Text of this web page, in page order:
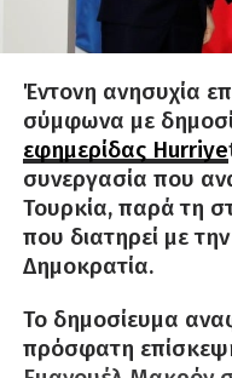
Έντονη ανησυχία
σύμφωνα με
εφημερίδας Hurriye
συνεργασία που
Τουρκία, παρά τη
που διατηρεί με
Δημοκρατία.
Το δημοσίευμα
πρόσφατη